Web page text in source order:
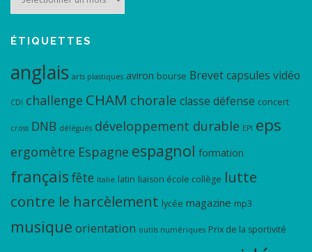
ÉTIQUETTES
anglais arts plastiques aviron bourse Brevetcapsules vidéo
CDI challenge CHAM chorale classe défense concert
cross DNB délégués développement durable EPI eps
ergomètre Espagne espagnol formation
français fête Italie latin liaison école collège lutte
contre le harcèlement lycée magazine mp3
musique orientation outils numériques Prix de la sportivité